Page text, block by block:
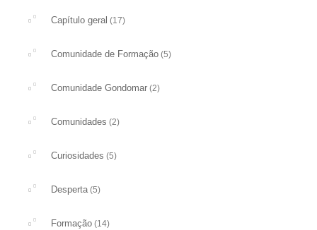
Capítulo geral (17)
Comunidade de Formação (5)
Comunidade Gondomar (2)
Comunidades (2)
Curiosidades (5)
Desperta(5)
Formação (14)